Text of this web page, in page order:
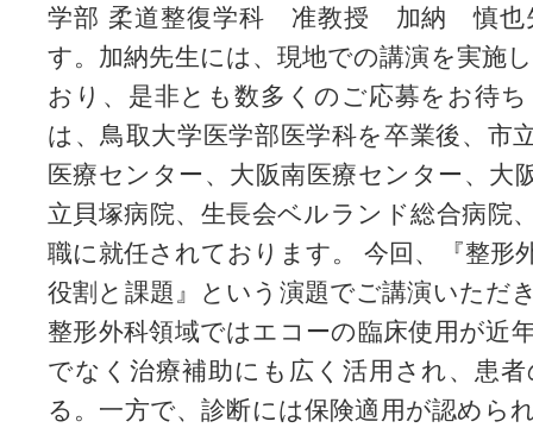
学部 柔道整復学科 准教授 加納 慎也
す。加納先生には、現地での講演を実施
おり、是非とも数多くのご応募をお待
は、鳥取大学医学部医学科を卒業後、市
医療センター、大阪南医療センター、大
立貝塚病院、生長会ベルランド総合病院
職に就任されております。 今回、『整形
役割と課題』という演題でご講演いただ
整形外科領域ではエコーの臨床使用が近
でなく治療補助にも広く活用され、患
る。一方で、診断には保険適用が認めら